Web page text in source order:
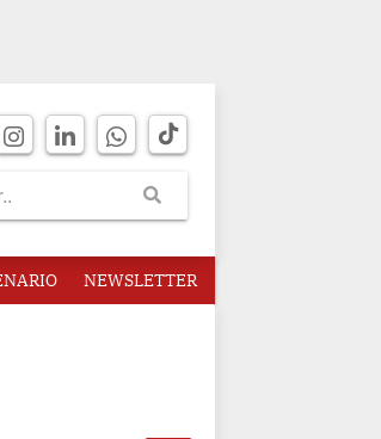
NEWSLETTER